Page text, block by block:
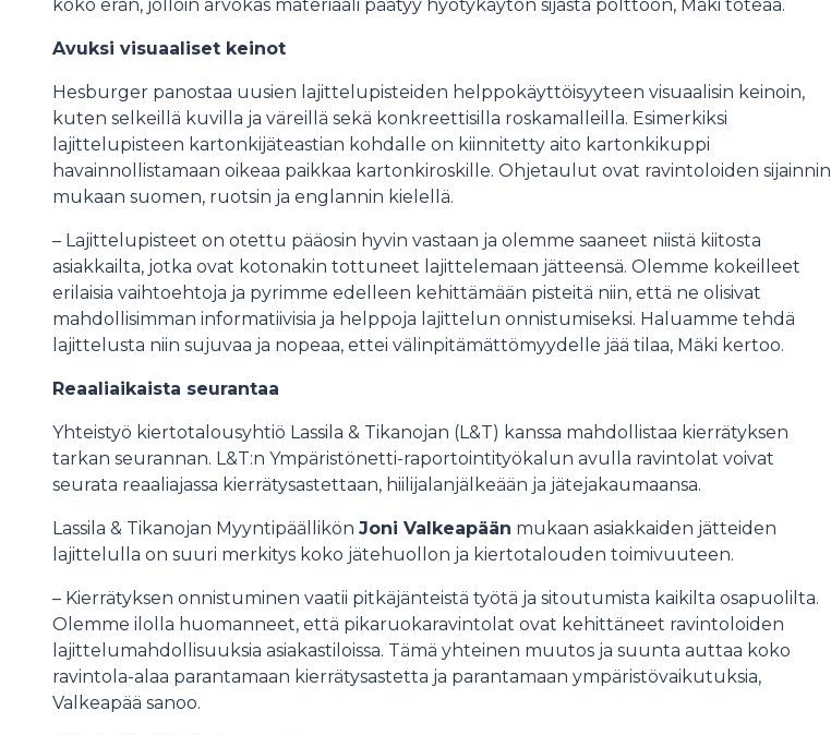
koko erän, jolloin arvokas materiaali päätyy hyötykäytön sijasta polttoon, Mäki toteaa.
Avuksi visuaaliset keinot
Hesburger panostaa uusien lajittelupisteiden helppokäyttöisyyteen visuaalisin keinoin,
kuten selkeillä kuvilla ja väreillä sekä konkreettisilla roskamalleilla. Esimerkiksi
lajittelupisteen kartonkijäteastian kohdalle on kiinnitetty aito kartonkikuppi
havainnollistamaan oikeaa paikkaa kartonkiroskille. Ohjetaulut ovat ravintoloiden sijainnin
mukaan suomen, ruotsin ja englannin kielellä.
– Lajittelupisteet on otettu pääosin hyvin vastaan ja olemme saaneet niistä kiitosta
asiakkailta, jotka ovat kotonakin tottuneet lajittelemaan jätteensä. Olemme kokeilleet
erilaisia vaihtoehtoja ja pyrimme edelleen kehittämään pisteitä niin, että ne olisivat
mahdollisimman informatiivisia ja helppoja lajittelun onnistumiseksi. Haluamme tehdä
lajittelusta niin sujuvaa ja nopeaa, ettei välinpitämättömyydelle jää tilaa, Mäki kertoo.
Reaaliaikaista seurantaa
Yhteistyö kiertotalousyhtiö Lassila & Tikanojan (L&T) kanssa mahdollistaa kierrätyksen
tarkan seurannan. L&T:n Ympäristönetti-raportointityökalun avulla ravintolat voivat
seurata reaaliajassa kierrätysastettaan, hiilijalanjälkeään ja jätejakaumaansa.
Lassila & Tikanojan Myyntipäällikön Joni Valkeapään mukaan asiakkaiden jätteiden
lajittelulla on suuri merkitys koko jätehuollon ja kiertotalouden toimivuuteen.
– Kierrätyksen onnistuminen vaatii pitkäjänteistä työtä ja sitoutumista kaikilta osapuolilta.
Olemme ilolla huomanneet, että pikaruokaravintolat ovat kehittäneet ravintoloiden
lajittelumahdollisuuksia asiakastiloissa. Tämä yhteinen muutos ja suunta auttaa koko
ravintola-alaa parantamaan kierrätysastetta ja parantamaan ympäristövaikutuksia,
Valkeapää sanoo.